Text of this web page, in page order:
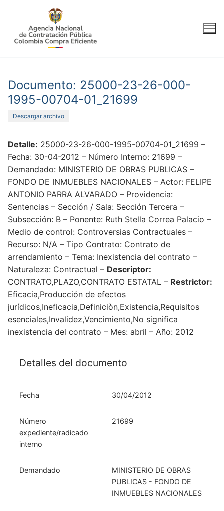
contenido
Documento: 25000-23-26-000-
1995-00704-01_21699
Descargar archivo
Detalle: 25000-23-26-000-1995-00704-01_21699 –
Fecha: 30-04-2012 – Número Interno: 21699 –
Demandado: MINISTERIO DE OBRAS PUBLICAS –
FONDO DE INMUEBLES NACIONALES – Actor: FELIPE
ANTONIO PARRA ALVARADO – Providencia:
Sentencias – Sección / Sala: Sección Tercera –
Subsección: B – Ponente: Ruth Stella Correa Palacio –
Medio de control: Controversias Contractuales –
Recurso: N/A – Tipo Contrato: Contrato de
arrendamiento – Tema: Inexistencia del contrato –
Naturaleza: Contractual – Descriptor:
CONTRATO,PLAZO,CONTRATO ESTATAL – Restrictor:
Eficacia,Producción de efectos
jurídicos,Ineficacia,Definiciòn,Existencia,Requisitos
esenciales,Invalidez,Vencimiento,No significa
inexistencia del contrato – Mes: abril – Año: 2012
Detalles del documento
Fecha 30/04/2012
Número
expediente/radicado
interno
21699
Demandado
MINISTERIO DE OBRAS
PUBLICAS - FONDO DE
INMUEBLES NACIONALES